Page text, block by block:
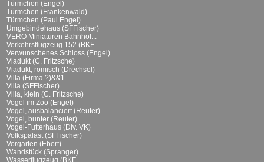
Türmchen (Engel)
Türmchen (Frankenwald)
Türmchen (Paul Engel)
Umgebindehaus (SFFischer)
VERO Miniaturen Bahnhof...
Verkehrsflugzeug 152 (BKF...
Verwunschenes Schloss (Engel)
Viadukt (C. Fritzsche)
Viadukt, römisch (Drechsel)
Villa (Firma ?)&&1
Villa (SFFischer)
Villa, klein (C. Fritzsche)
Vogel im Zoo (Engel)
Vogel, ausbalanciert (Reuter)
Vogel, bunter (Reuter)
Vogel-Futterhaus (Div. VK)
Volkspalast (SFFischer)
Vorgarten (Ebert)
Wandstück (Spranger)
Wasserflugzeug (BKF